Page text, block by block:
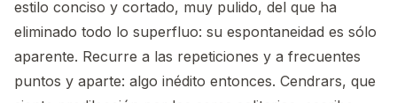
estilo conciso y cortado, muy pulido, del que ha
eliminado todo lo superfluo: su espontaneidad es sólo
aparente. Recurre a las repeticiones y a frecuentes
puntos y aparte: algo inédito entonces. Cendrars, que